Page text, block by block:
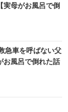
実母がお風呂で倒
急車を呼ばない父
お風呂で倒れた話